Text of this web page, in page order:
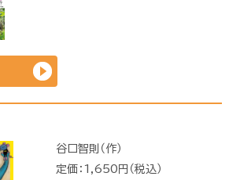
谷口智則（作）
定価：1,650円（税込）